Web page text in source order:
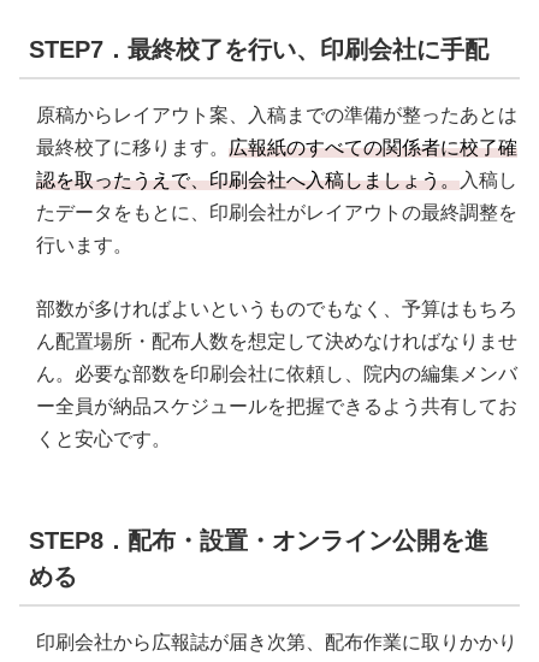
STEP7．最終校了を行い、印刷会社に手配
原稿からレイアウト案、入稿までの準備が整ったあとは
最終校了に移ります。 広報紙のすべての関係者に校了確
認を取ったうえで、印刷会社へ入稿しましょう。入稿し
たデータをもとに、印刷会社がレイアウトの最終調整を
行います。
部数が多ければよいというものでもなく、予算はもちろ
ん配置場所・配布人数を想定して決めなければなりませ
ん。必要な部数を印刷会社に依頼し、院内の編集メンバ
ー全員が納品スケジュールを把握できるよう共有してお
くと安心です。
STEP8．配布・設置・オンライン公開を進
める
印刷会社から広報誌が届き次第、配布作業に取りかかり